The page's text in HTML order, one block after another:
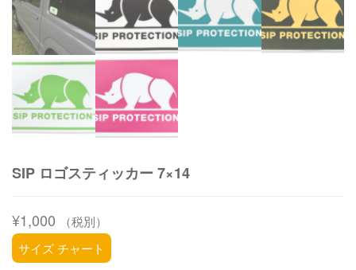
SIP ロゴスティッカー 7×14
¥1,000 （税別）
サイズ チャート